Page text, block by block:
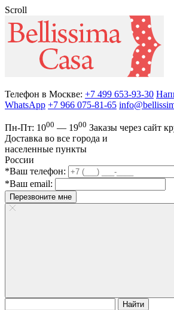
Scroll
Телефон в Москве: +7 499 653-93-30
WhatsApp +7 966 075-81-65
Пн-Пт: 1000 — 1900 Заказы через сайт
Доставка во все города и
населенные пункты
России
*Ваш телефон:
*Ваш email:
Перезвоните мне
Найти